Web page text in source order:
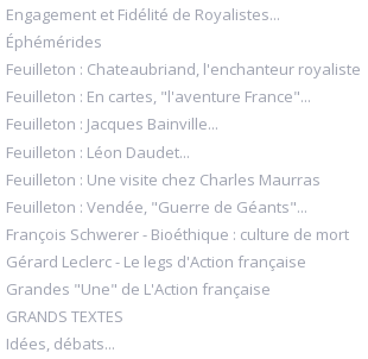
Engagement et Fidélité de Royalistes...
Éphémérides
Feuilleton : Chateaubriand, l'enchanteur royaliste
Feuilleton : En cartes, "l'aventure France"...
Feuilleton : Jacques Bainville...
Feuilleton : Léon Daudet...
Feuilleton : Une visite chez Charles Maurras
Feuilleton : Vendée, "Guerre de Géants"...
François Schwerer - Bioéthique : culture de mort
Gérard Leclerc - Le legs d'Action française
Grandes "Une" de L'Action française
GRANDS TEXTES
Idées, débats...